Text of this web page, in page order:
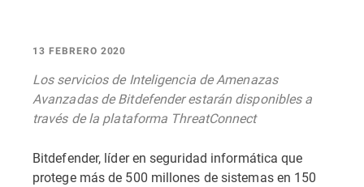
13 FEBRERO 2020
Los servicios de Inteligencia de Amenazas
Avanzadas de Bitdefender estarán disponibles a
través de la plataforma ThreatConnect
Bitdefender, líder en seguridad informática que
protege más de 500 millones de sistemas en 150